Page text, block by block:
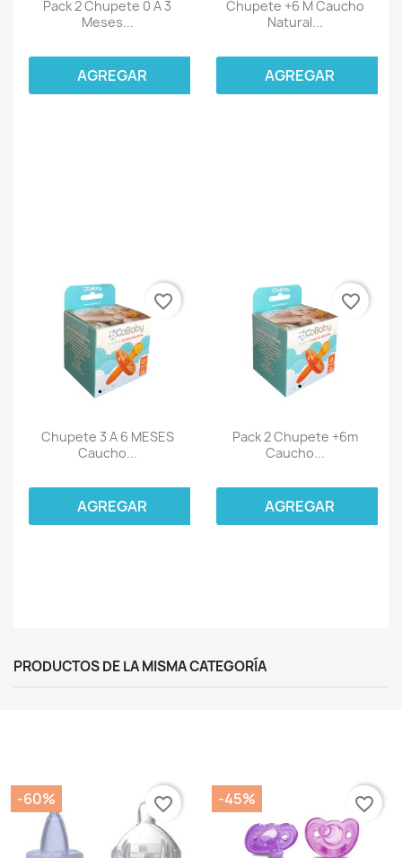
Pack 2 Chupete 0 A 3
Meses...
AGREGAR
Chupete +6 M Caucho
Natural...
AGREGAR
Chupete 3 A 6 MESES
Caucho...
AGREGAR
favorite_border
Pack 2 Chupete +6m
Caucho...
AGREGAR
favorite_border
PRODUCTOS DE LA MISMA CATEGORÍA
-60% favorite_border -45% favorite_border